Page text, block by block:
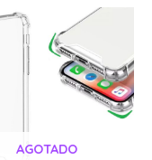
AGOTADO